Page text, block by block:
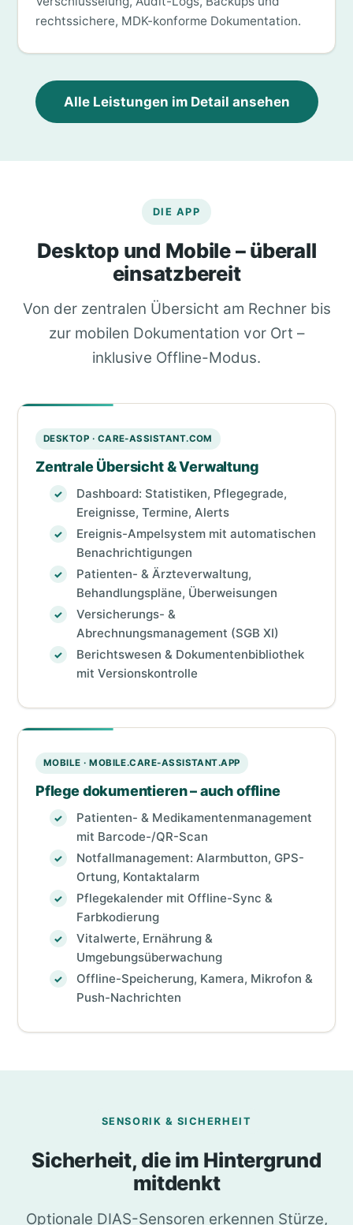
rechtssichere, MDK-konforme Dokumentation.
Alle Leistungen im Detail ansehen
DIE APP
Desktop und Mobile – überall
einsatzbereit
Von der zentralen Übersicht am Rechner bis
zur mobilen Dokumentation vor Ort –
inklusive Offline-Modus.
DESKTOP · CARE-ASSISTANT.COM
Zentrale Übersicht & Verwaltung
Dashboard: Statistiken, Pflegegrade,
Ereignisse, Termine, Alerts
Ereignis-Ampelsystem mit automatischen
Benachrichtigungen
Patienten- & Ärzteverwaltung,
Behandlungspläne, Überweisungen
Versicherungs- &
Abrechnungsmanagement (SGB XI)
Berichtswesen & Dokumentenbibliothek
mit Versionskontrolle
MOBILE · MOBILE.CARE-ASSISTANT.APP
Pflege dokumentieren – auch offline
Patienten- & Medikamentenmanagement
mit Barcode-/QR-Scan
Notfallmanagement: Alarmbutton, GPS-
Ortung, Kontaktalarm
Pflegekalender mit Offline-Sync &
Farbkodierung
Vitalwerte, Ernährung &
Umgebungsüberwachung
Offline-Speicherung, Kamera, Mikrofon &
Push-Nachrichten
SENSORIK & SICHERHEIT
Sicherheit, die im Hintergrund
mitdenkt
Optionale DIAS-Sensoren erkennen Stürze,